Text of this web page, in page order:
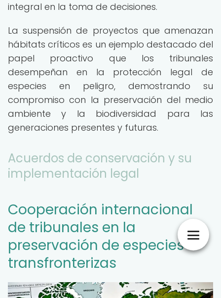
integral en la toma de decisiones.
La suspensión de proyectos que amenazan
hábitats críticos es un ejemplo destacado del
papel proactivo que los tribunales
desempeñan en la protección legal de
especies en peligro, demostrando su
compromiso con la preservación del medio
ambiente y la biodiversidad para las
generaciones presentes y futuras.
Acuerdos de conservación y su
implementación legal
Cooperación internacional
de tribunales en la
preservación de especies
transfronterizas